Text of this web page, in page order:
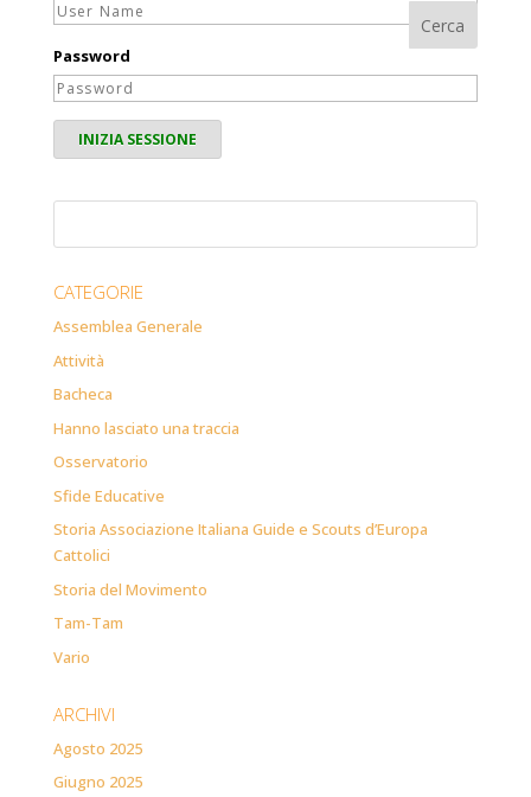
Password
CATEGORIE
Assemblea Generale
Attività
Bacheca
Hanno lasciato una traccia
Osservatorio
Sfide Educative
Storia Associazione Italiana Guide e Scouts d’Europa
Cattolici
Storia del Movimento
Tam-Tam
Vario
ARCHIVI
Agosto 2025
Giugno 2025